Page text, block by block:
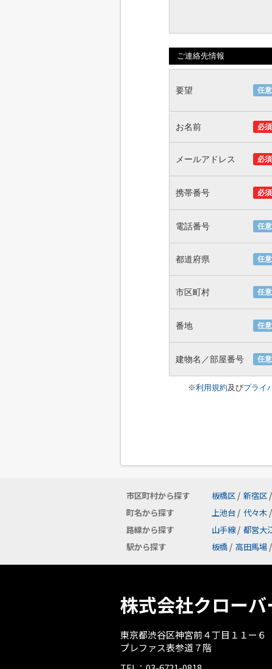
ご連絡先情報
要望 任意
お名前 必須
メールアドレス 必須
携帯番号 必須
電話番号 任意
都道府県 任意
市区町村 任意
番地 任意
建物名／部屋番号 任意
※利用規約及びプライ
市区町村から探す 板橋区 / 新宿区 /
町名から探す
上池台 / 代々木 /
路線から探す
山手線 / 都営大
駅から探す
板橋 / 高田馬場 /
株式会社クローバ
東京都渋谷区神宮前４丁目１１ー６
プレファス表参道７階